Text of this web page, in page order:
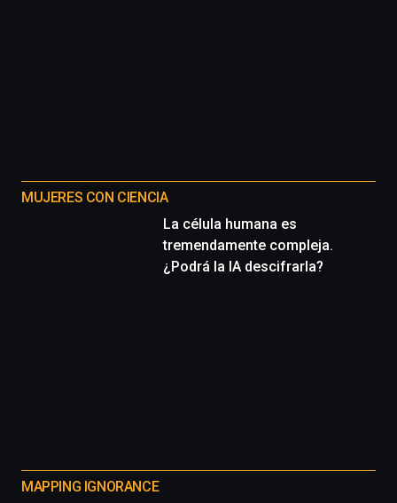
MUJERES CON CIENCIA
La célula humana es
tremendamente compleja.
¿Podrá la IA descifrarla?
MAPPING IGNORANCE